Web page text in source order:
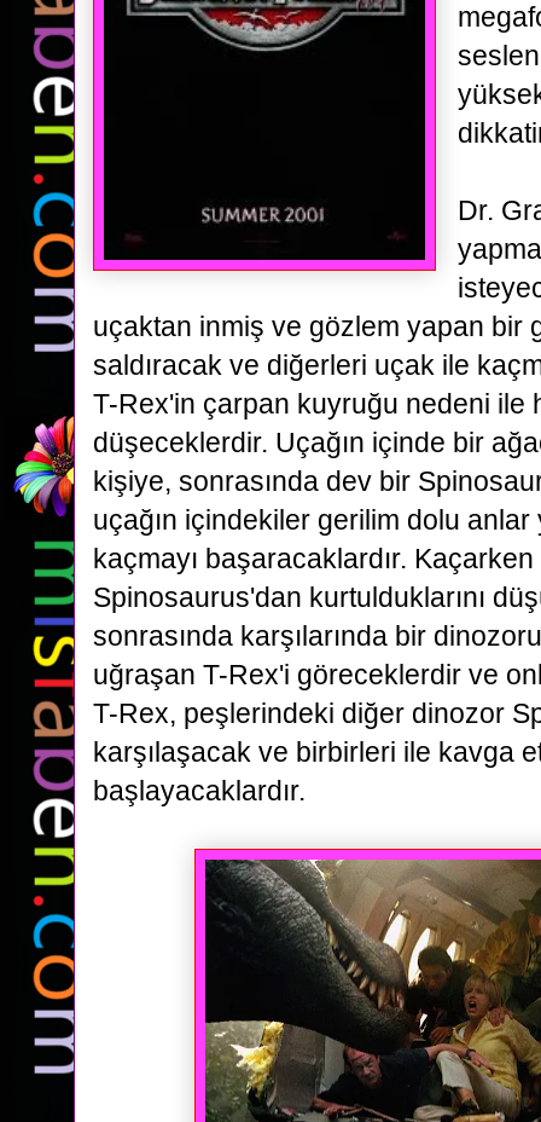
Dr.
uçaktan inmiş ve gözlem yapan bir
saldıracak ve diğerleri uçak ile
T-Rex'in çarpan kuyruğu nedeni ile
düşeceklerdir. Uçağın içinde bir
kişiye, sonrasında dev bir
uçağın içindekiler gerilim dolu
kaçmayı başaracaklardır.
Spinosaurus'dan kurtulduklarını
sonrasında karşılarında bir
uğraşan T-Rex'i göreceklerdir ve
T-Rex, peşlerindeki diğer dinozor
karşılaşacak ve birbirleri ile kavga
başlayacaklardır.